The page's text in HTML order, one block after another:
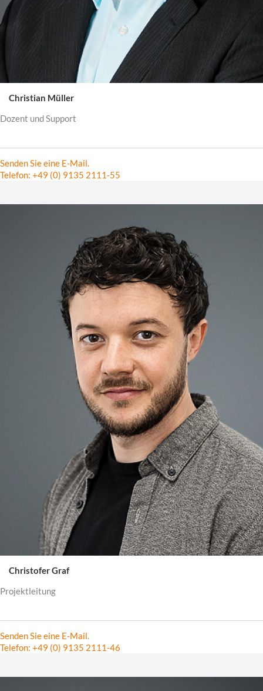
Christian Müller
Dozent und Support
Senden Sie eine E-Mail.
Telefon: +49 (0) 9135 2111-55
Christofer Graf
Projektleitung
Senden Sie eine E-Mail.
Telefon: +49 (0) 9135 2111-46